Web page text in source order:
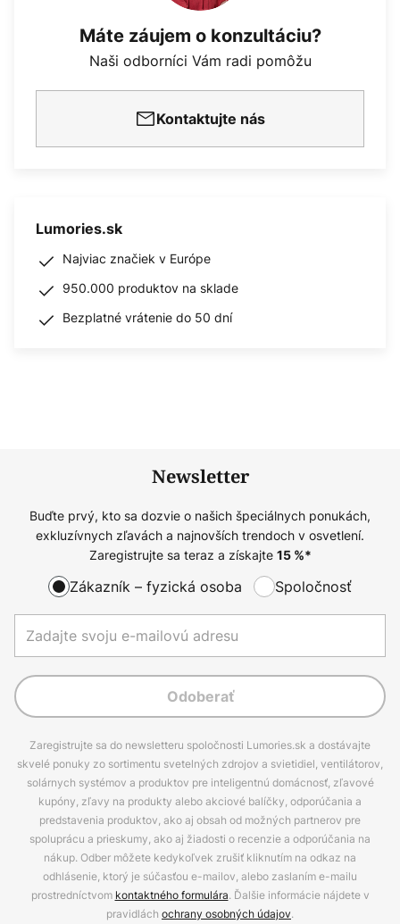
Máte záujem o konzultáciu?
Naši odborníci Vám radi pomôžu
Kontaktujte nás
Lumories.sk
Najviac značiek v Európe
950.000 produktov na sklade
Bezplatné vrátenie do 50 dní
Newsletter
Buďte prvý, kto sa dozvie o našich špeciálnych ponukách,
exkluzívnych zľavách a najnovších trendoch v osvetlení.
Zaregistrujte sa teraz a získajte 15%*
Zákazník – fyzická osoba Spoločnosť
Odoberať
Zaregistrujte sa do newsletteru spoločnosti Lumories.sk a dostávajte
skvelé ponuky zo sortimentu svetelných zdrojov a svietidiel, ventilátorov,
solárnych systémov a produktov pre inteligentnú domácnosť, zľavové
kupóny, zľavy na produkty alebo akciové balíčky, odporúčania a
predstavenia produktov, ako aj obsah od možných partnerov pre
spoluprácu a prieskumy, ako aj žiadosti o recenzie a odporúčania na
nákup. Odber môžete kedykoľvek zrušiť kliknutím na odkaz na
odhlásenie, ktorý je súčasťou e-mailov, alebo zaslaním e-mailu
prostredníctvom kontaktného formulára. Ďalšie informácie nájdete v
pravidlách ochrany osobných údajov.